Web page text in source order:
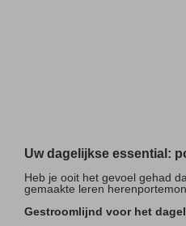
Uw dagelijkse essential:
Heb je ooit het gevoel gehad
gemaakte leren
Gestroomlijnd voor het